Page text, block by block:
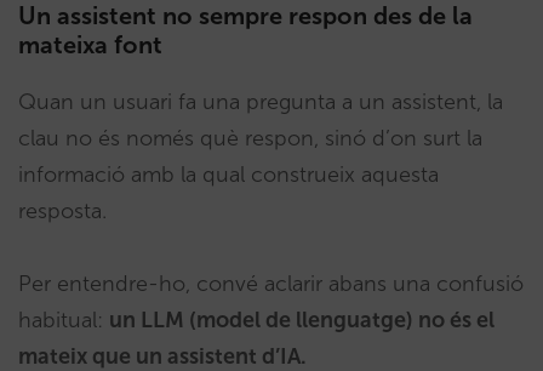
Un assistent no sempre respon des de la
mateixa font
Quan un usuari fa una pregunta a un assistent, la
clau no és només què respon, sinó d’on surt la
informació amb la qual construeix aquesta
resposta.
Per entendre-ho, convé aclarir abans una confusió
habitual: un LLM (model de llenguatge) no és el
mateix que un assistent d’IA.